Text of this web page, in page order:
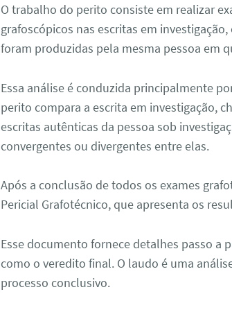
O trabalho do perito consiste em realizar
grafoscópicos nas escritas em
foram produzidas pela mesma pessoa em
Essa análise é conduzida principalmente
perito compara a escrita em investigação,
escritas autênticas da pessoa sob
convergentes ou divergentes entre elas.
Após a conclusão de todos os exames
Pericial Grafotécnico, que apresenta os
Esse documento fornece detalhes passo a
como o veredito final. O laudo é uma
processo conclusivo.